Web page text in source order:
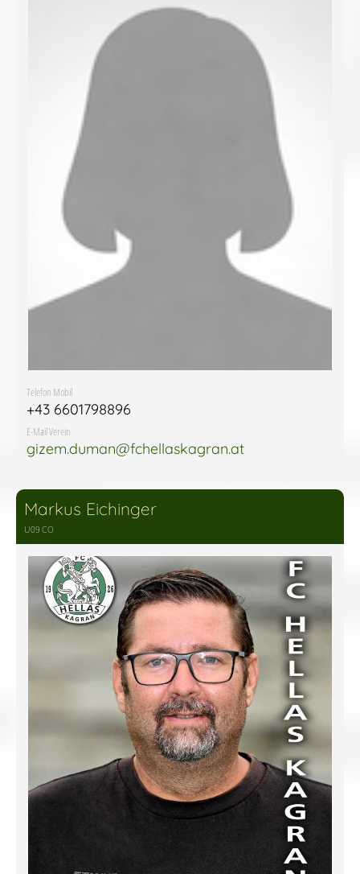
Telefon Mobil
+43 6601798896
E-Mail Verein
gizem.duman@fchellaskagran.at
Markus Eichinger
U09 CO